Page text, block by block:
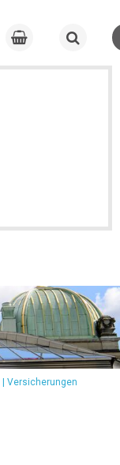
Versicherungen